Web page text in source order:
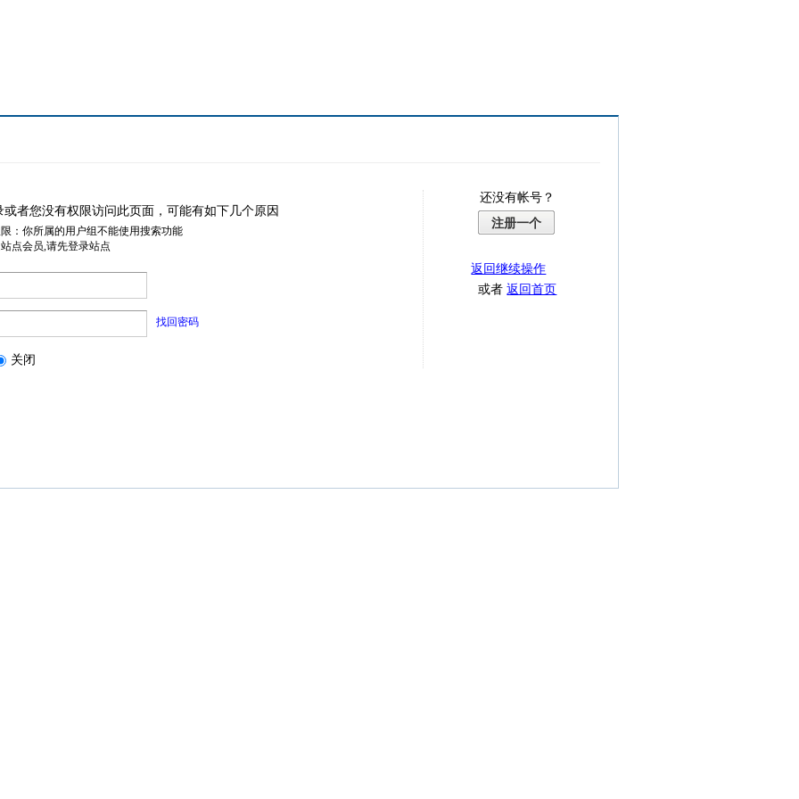
或者您没有权限访问此页面，可能有如下几个原因
：你所属的用户组不能使用搜索功能
点会员,请先登录站点
找回密码
关闭
还没有帐号？
注册一个
返回继续操作
或者返回首页